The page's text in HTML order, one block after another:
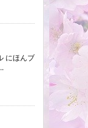
にほんブ